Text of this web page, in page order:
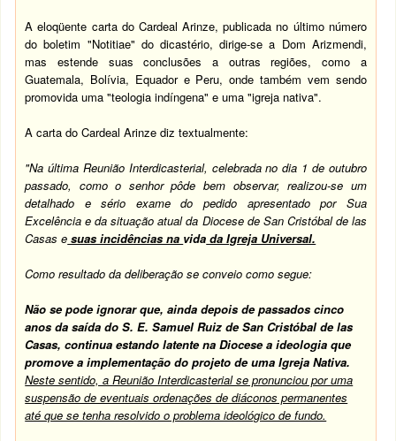
A eloqüente carta do Cardeal Arinze, publicada no último número
do boletim "Notitiae" do dicastério, dirige-se a Dom Arizmendi,
mas estende suas conclusões a outras regiões, como a
Guatemala, Bolívia, Equador e Peru, onde também vem sendo
promovida uma "teologia indíngena" e uma "igreja nativa".
A carta do Cardeal Arinze diz textualmente:
"Na última Reunião Interdicasterial, celebrada no dia 1 de outubro
passado, como o senhor pôde bem observar, realizou-se um
detalhado e sério exame do pedido apresentado por Sua
Excelência e da situação atual da Diocese de San Cristóbal de las
Casas e suas incidências na vida da Igreja Universal.
Como resultado da deliberação se conveio como segue:
Não se pode ignorar que, ainda depois de passados cinco
anos da saída do S. E. Samuel Ruiz de San Cristóbal de las
Casas, continua estando latente na Diocese a ideologia que
promove a implementação do projeto de uma Igreja Nativa.
Neste sentido, a Reunião Interdicasterial se pronunciou por uma
suspensão de eventuais ordenações de diáconos permanentes
até que se tenha resolvido o problema ideológico de fundo.